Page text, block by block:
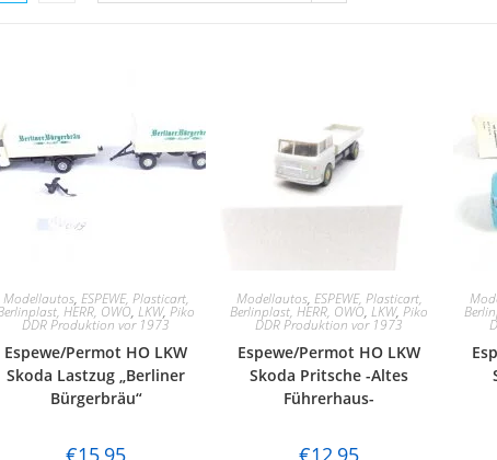
Modellautos, ESPEWE, Plasticart,
HERR, OWO,LKW,Piko
DDR Produktion vor 1973
Espewe/Permot HO LKW
Skoda Lastzug „Berliner
Bürgerbräu“
€15,95
Modellautos, ESPEWE, Plasticart,
Berlinplast, HERR, OWO,LKW,Piko
DDR Produktion vor 1973
Espewe/Permot HO LKW
Skoda Pritsche -Altes
Führerhaus-
€12,95